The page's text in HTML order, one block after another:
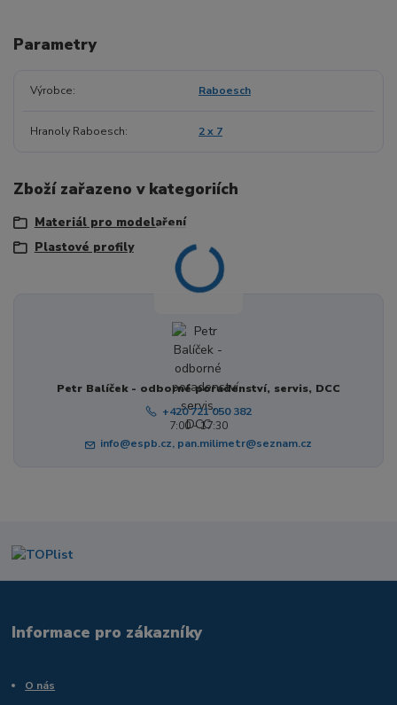
Parametry
Výrobce Raboesch
Hranoly Raboesch 2 x 7
Zboží zařazeno v kategoriích
Materiál pro modelaření
Plastové profily
Petr Balíček - odborné poradenství, servis, DCC
+420 721 050 382
7:00 - 17:30
info@espb.cz, pan.milimetr@seznam.cz
Informace pro zákazníky
O nás